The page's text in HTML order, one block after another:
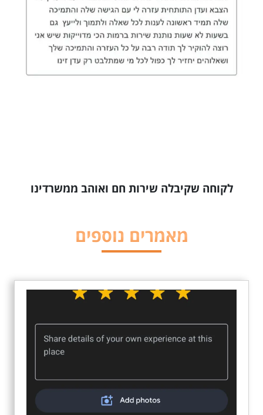
לקוחה שקיבלה שירות חם ואוהב ממשרדינו
מאמרים נוספים